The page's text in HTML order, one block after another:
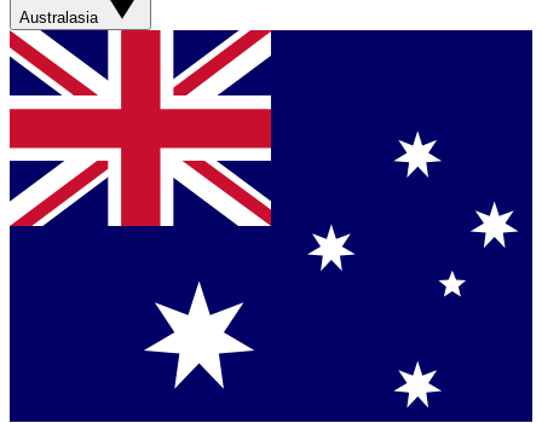
Australasia